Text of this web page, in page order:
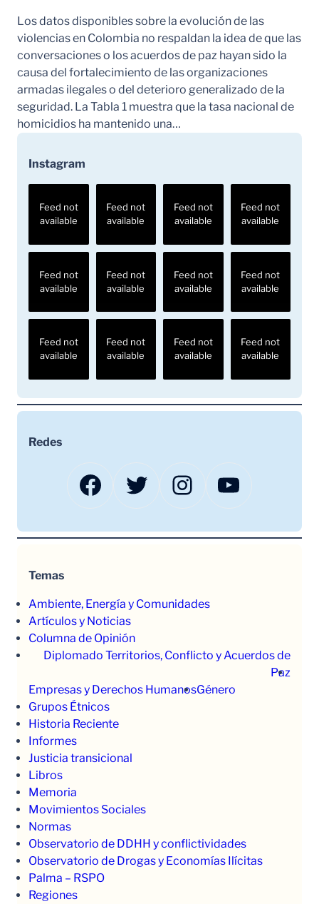
Los datos disponibles sobre la evolución de las
violencias en Colombia no respaldan la idea de que las
conversaciones o los acuerdos de paz hayan sido la
causa del fortalecimiento de las organizaciones
armadas ilegales o del deterioro generalizado de la
seguridad. La Tabla 1 muestra que la tasa nacional de
homicidios ha mantenido una…
Instagram
Feed not
available
Feed not
available
Feed not
available
Feed not
available
Feed not
available
Feed not
available
Feed not
available
Feed not
available
Feed not
available
Feed not
available
Feed not
available
Feed not
available
Redes
Facebook Twitter Instagram YouTube
Temas
Ambiente, Energía y Comunidades
Artículos y Noticias
Columna de Opinión
Diplomado Territorios, Conflicto y Acuerdos de
Paz
Empresas y Derechos HumanosGénero
Grupos Étnicos
Historia Reciente
Informes
Justicia transicional
Libros
Memoria
Movimientos Sociales
Normas
Observatorio de DDHH y conflictividades
Observatorio de Drogas y Economías Ilícitas
Palma – RSPO
Regiones